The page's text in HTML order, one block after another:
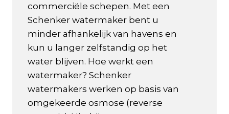
commerciële schepen. Met een
Schenker watermaker bent u
minder afhankelijk van havens en
kun u langer zelfstandig op het
water blijven. Hoe werkt een
watermaker? Schenker
watermakers werken op basis van
omgekeerde osmose (reverse